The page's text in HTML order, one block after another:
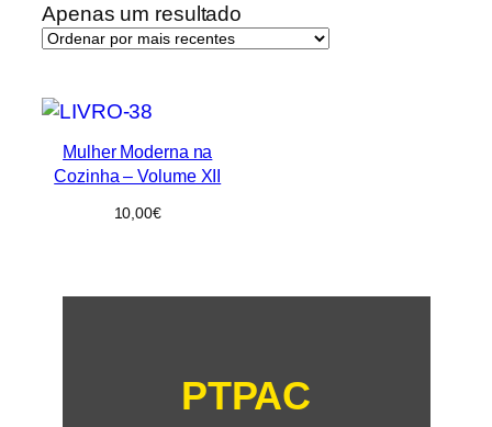
Apenas um resultado
Mulher Moderna na
Cozinha – Volume XII
10,00€
PTPAC